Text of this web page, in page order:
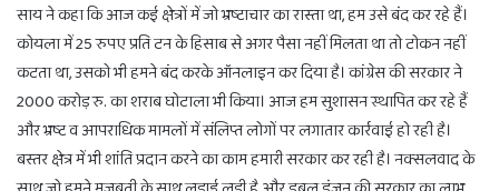
साय ने कहा कि आज कई क्षेत्रों में जो भ्रष्टाचार का रास्ता था, हम उसे बंद कर रहे हैं।
कोयला में 25 रुपए प्रति टन के हिसाब से अगर पैसा नहीं मिलता था तो टोकन नहीं
कटता था, उसको भी हमने बंद करके ऑनलाइन कर दिया है। कांग्रेस की सरकार ने
2000 करोड़ रु. का शराब घोटाला भी किया। आज हम सुशासन स्थापित कर रहे हैं
और भ्रष्ट व आपराधिक मामलों में संलिप्त लोगों पर लगातार कार्रवाई हो रही है।
बस्तर क्षेत्र में भी शांति प्रदान करने का काम हमारी सरकार कर रही है। नक्सलवाद के